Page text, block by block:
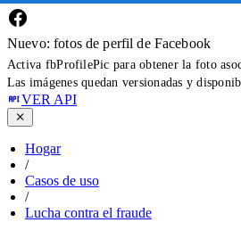
Nuevo: fotos de perfil de Facebook
Activa fbProfilePic para obtener la foto
Las imágenes quedan versionadas y
VER API
Hogar
/
Casos de uso
/
Lucha contra el fraude